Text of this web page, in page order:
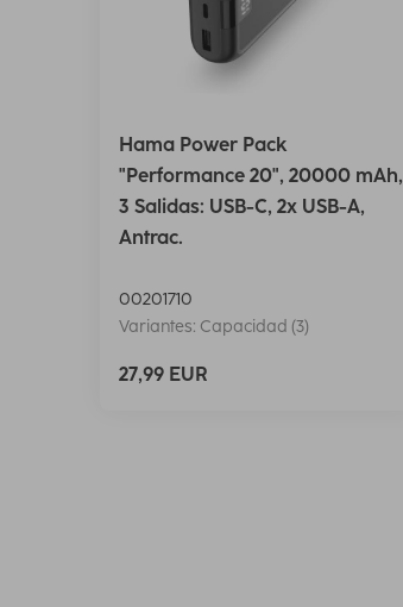
Hama Power Pack
"Performance 20", 20000 mAh,
3 Salidas: USB-C, 2x USB-A,
Antrac.
00201710
Variantes: Capacidad (3)
27,99 EUR